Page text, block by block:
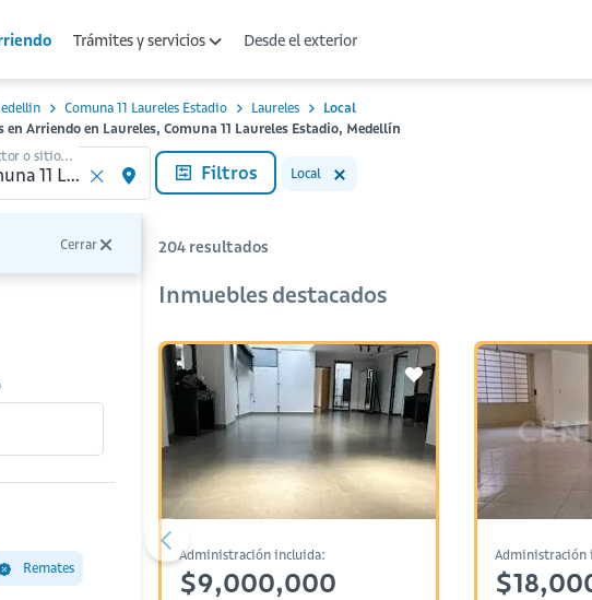
Trámites y servicios Desde el exterior
Comuna 11 Laureles Estadio Laureles
Local
en Arriendo en Laureles, Comuna 11 Laureles Estadio, Medellín
o sitio...
Filtros Local
Cerrar
Remates
204 resultados
Inmuebles destacados
Administración incluida:
$9,000,000
Administración